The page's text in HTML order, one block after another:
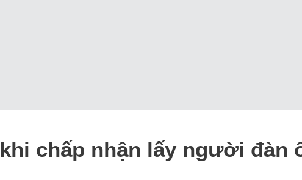
chấp nhận lấy người đàn